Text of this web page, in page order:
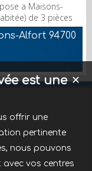
a Maisons-
de 3 pièces
Alfort
mairie et église
Proche transports :
ligne 8 à 10 min en
Alfort 94700
✕
est une
offrir une
pertinente
nous pouvons
vos centres